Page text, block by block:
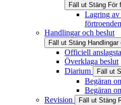
Fäll ut Stäng För
Lagring av
Handlingar och beslut
Fäll ut Stäng
Officiell
Överklaga beslut
Diarium
Fäll ut
Begäran
Begäran
Revision
Fäll ut Stäng